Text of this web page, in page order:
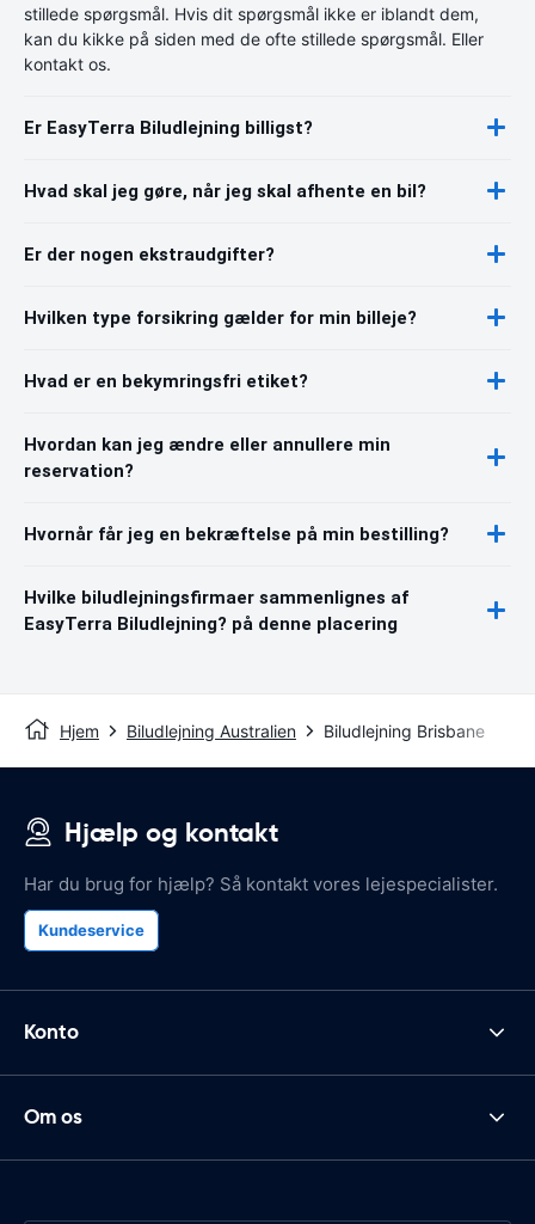
stillede spørgsmål. Hvis dit spørgsmål ikke er iblandt dem,
kan du kikke på siden med de ofte stillede spørgsmål. Eller
kontakt os.
Er EasyTerra Biludlejning billigst?
Hvad skal jeg gøre, når jeg skal afhente en bil?
Er der nogen ekstraudgifter?
Hvilken type forsikring gælder for min billeje?
Hvad er en bekymringsfri etiket?
Hvordan kan jeg ændre eller annullere min
reservation?
Hvornår får jeg en bekræftelse på min bestilling?
Hvilke biludlejningsfirmaer sammenlignes af
EasyTerra Biludlejning? på denne placering
Hjem Biludlejning Australien Biludlejning Brisbane
Hjælp og kontakt
Har du brug for hjælp? Så kontakt vores lejespecialister.
Kundeservice
Konto
Om os